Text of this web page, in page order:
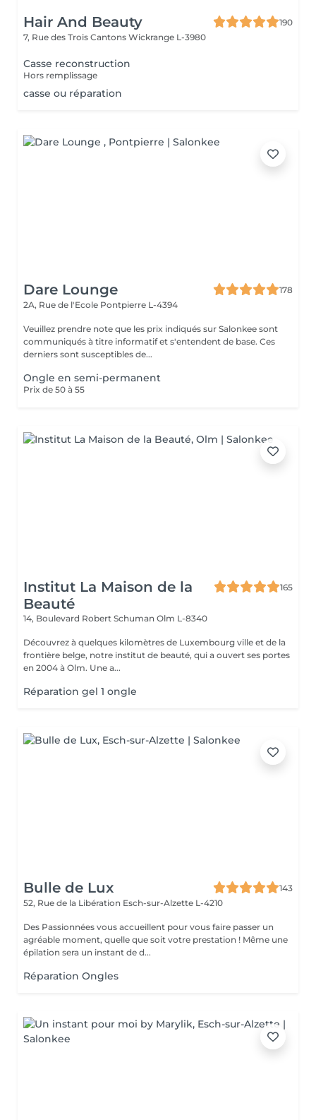
Hair And Beauty
190
7, Rue des Trois Cantons Wickrange L-3980
Casse reconstruction
Hors remplissage
casse ou réparation
Dare Lounge
178
2A, Rue de l'Ecole Pontpierre L-4394
Veuillez prendre note que les prix indiqués sur Salonkee sont
communiqués à titre informatif et s'entendent de base. Ces
derniers sont susceptibles de...
Ongle en semi-permanent
Prix de 50 à 55
Institut La Maison de la
Beauté
165
14, Boulevard Robert Schuman Olm L-8340
Découvrez à quelques kilomètres de Luxembourg ville et de la
frontière belge, notre institut de beauté, qui a ouvert ses portes
en 2004 à Olm. Une a...
Réparation gel 1 ongle
Bulle de Lux
143
52, Rue de la Libération Esch-sur-Alzette L-4210
Des Passionnées vous accueillent pour vous faire passer un
agréable moment, quelle que soit votre prestation ! Même une
épilation sera un instant de d...
Réparation Ongles